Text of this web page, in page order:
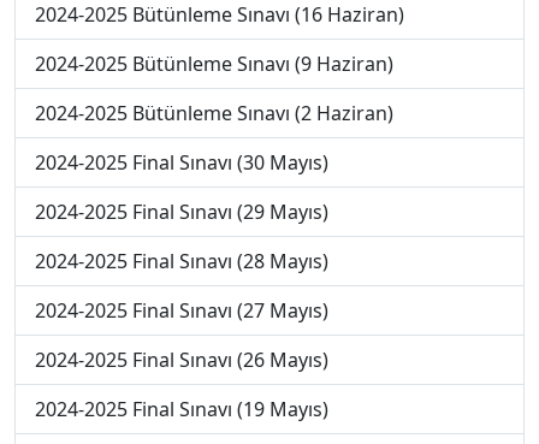
2024-2025 Bütünleme Sınavı (16 Haziran)
2024-2025 Bütünleme Sınavı (9 Haziran)
2024-2025 Bütünleme Sınavı (2 Haziran)
2024-2025 Final Sınavı (30 Mayıs)
2024-2025 Final Sınavı (29 Mayıs)
2024-2025 Final Sınavı (28 Mayıs)
2024-2025 Final Sınavı (27 Mayıs)
2024-2025 Final Sınavı (26 Mayıs)
2024-2025 Final Sınavı (19 Mayıs)